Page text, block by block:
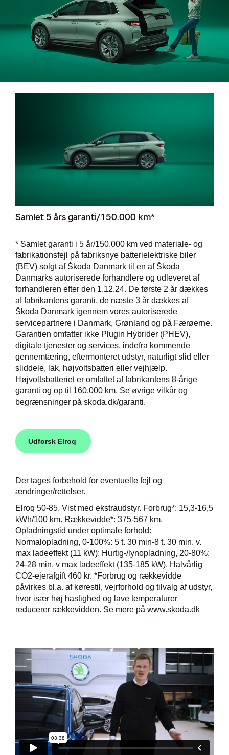
Samlet 5 års garanti/150.000 km*
* Samlet garanti i 5 år/150.000 km ved materiale- og
fabrikationsfejl på fabriksnye batterielektriske biler
(BEV) solgt af Škoda Danmark til en af Škoda
Danmarks autoriserede forhandlere og udleveret af
forhandleren efter den 1.12.24. De første 2 år dækkes
af fabrikantens garanti, de næste 3 år dækkes af
Škoda Danmark igennem vores autoriserede
servicepartnere i Danmark, Grønland og på Færøerne.
Garantien omfatter ikke Plugin Hybrider (PHEV),
digitale tjenester og services, indefra kommende
gennemtæring, eftermonteret udstyr, naturligt slid eller
sliddele, lak, højvoltsbatteri eller vejhjælp.
Højvoltsbatteriet er omfattet af fabrikantens 8-årige
garanti og op til 160.000 km. Se øvrige vilkår og
begrænsninger på skoda.dk/garanti.
Udforsk Elroq
Der tages forbehold for eventuelle fejl og
ændringer/rettelser.
Elroq 50-85. Vist med ekstraudstyr. Forbrug*: 15,3-16,5
kWh/100 km. Rækkevidde*: 375-567 km.
Opladningstid under optimale forhold:
Normalopladning, 0-100%: 5 t. 30 min-8 t. 30 min. v.
max ladeeffekt (11 kW); Hurtig-/lynopladning, 20-80%:
24-28 min. v max ladeeffekt (135-185 kW). Halvårlig
CO2-ejerafgift 460 kr. *Forbrug og rækkevidde
påvirkes bl.a. af kørestil, vejrforhold og tilvalg af udstyr,
hvor især høj hastighed og lave temperaturer
reducerer rækkevidden. Se mere på www.skoda.dk